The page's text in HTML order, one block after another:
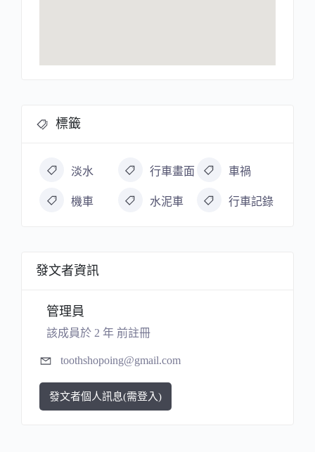
標籤
淡水 行車畫面 車禍
機車 水泥車 行車記錄
發文者資訊
管理員
該成員於 2 年 前註冊
toothshopoing@gmail.com
發文者個人訊息(需登入)